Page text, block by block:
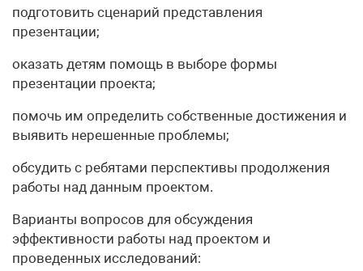
подготовить сценарий представления
презентации;
оказать детям помощь в выборе формы
презентации проекта;
помочь им определить собственные достижения и
выявить нерешенные проблемы;
обсудить с ребятами перспективы продолжения
работы над данным проектом.
Варианты вопросов для обсуждения
эффективности работы над проектом и
проведенных исследований: